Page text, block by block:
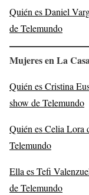
Quién es Daniel
de Telemundo
Mujeres en La
Quién es Cristina
show de Telemundo
Quién es Celia Lora
Telemundo
Ella es Tefi
de Telemundo